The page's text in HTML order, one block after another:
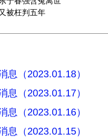
被枉判五年
息（2023.01.18）
息（2023.01.17）
息（2023.01.16）
息（2023.01.15）